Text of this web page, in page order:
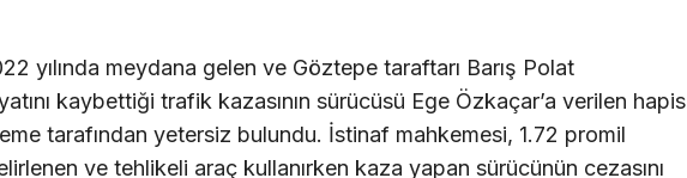
yılında meydana gelen ve Göztepe taraftarı Barış Polat
kaybettiği trafik kazasının sürücüsü Ege Özkaçar’a verilen hapis
tarafından yetersiz bulundu. İstinaf mahkemesi, 1.72 promil
ve tehlikeli araç kullanırken kaza yapan sürücünün cezasını